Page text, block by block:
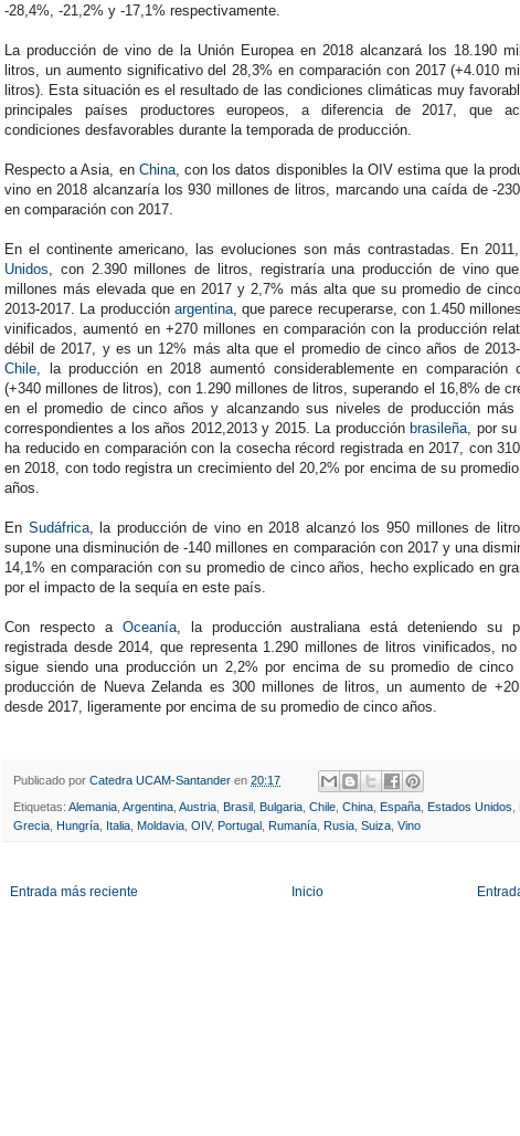
-28,4%, -21,2% y -17,1% respectivamente.
La producción de vino de la Unión Europea en 2018 alcanzará los 18.190
litros, un aumento significativo del 28,3% en comparación con 2017 (+4.010
litros). Esta situación es el resultado de las condiciones climáticas muy
principales países productores europeos, a diferencia de 2017, que
condiciones desfavorables durante la temporada de producción.
Respecto a Asia, en China, con los datos disponibles la OIV estima que la
vino en 2018 alcanzaría los 930 millones de litros, marcando una caída de -
en comparación con 2017.
En el continente americano, las evoluciones son más contrastadas. En 2011,
Unidos , con 2.390 millones de litros, registraría una producción de vino
millones más elevada que en 2017 y 2,7% más alta que su promedio de
2013-2017. La producción argentina, que parece recuperarse, con 1.450
vinificados, aumentó en +270 millones en comparación con la producción
débil de 2017, y es un 12% más alta que el promedio de cinco años de
Chile , la producción en 2018 aumentó considerablemente en comparación
(+340 millones de litros), con 1.290 millones de litros, superando el 16,8% de
en el promedio de cinco años y alcanzando sus niveles de producción más
correspondientes a los años 2012,2013 y 2015. La producciónbrasileña , por
ha reducido en comparación con la cosecha récord registrada en 2017, con
en 2018, con todo registra un crecimiento del 20,2% por encima de su
años.
En Sudáfrica, la producción de vino en 2018 alcanzó los 950 millones de
supone una disminución de -140 millones en comparación con 2017 y una
14,1% en comparación con su promedio de cinco años, hecho explicado en
por el impacto de la sequía en este país.
Con respecto a Oceanía, la producción australiana está deteniendo su
registrada desde 2014, que representa 1.290 millones de litros vinificados,
sigue siendo una producción un 2,2% por encima de su promedio de cinco
producción de Nueva Zelanda es 300 millones de litros, un aumento de
desde 2017, ligeramente por encima de su promedio de cinco años.
Publicado por Catedra UCAM-Santander en 20:17
Etiquetas: Alemania Argentina Austria Brasil Bulgaria Chile China España Estados Unidos
Grecia Hungría Italia Moldavia OIV, Portugal Rumanía Rusia Suiza Vino
Entrada más reciente Inicio